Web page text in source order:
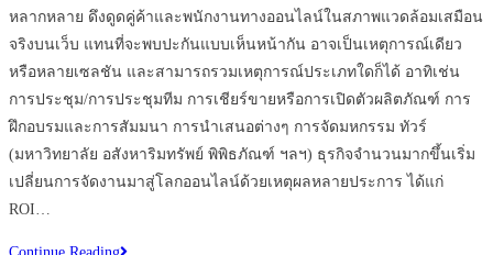
หลากหลาย ดึงดูดคู่ค้าและพนักงานทางออนไลน์ในสภาพแวดล้อมเสมือน
จริงบนเว็บ แทนที่จะพบปะกันแบบเห็นหน้ากัน อาจเป็นเหตุการณ์เดียว
หรือหลายเซลชัน และสามารถรวมเหตุการณ์ประเภทใดก็ได้ อาทิเช่น
การประชุม/การประชุมทีม การเชียร์ขายหรือการเปิดตัวผลิตภัณฑ์ การ
ฝึกอบรมและการสัมมนา การนำเสนอต่างๆ การจัดมหกรรม ทัวร์
(มหาวิทยาลัย อสังหาริมทรัพย์ พิพิธภัณฑ์ ฯลฯ) ธุรกิจจำนวนมากขึ้นเริ่ม
เปลี่ยนการจัดงานมาสู่โลกออนไลน์ด้วยเหตุผลหลายประการ ได้แก่
ROI…
Virtual